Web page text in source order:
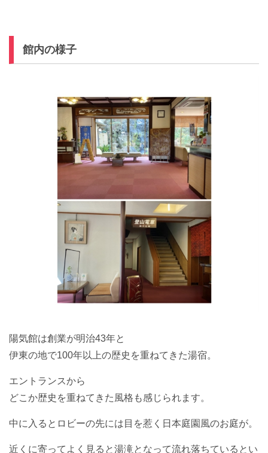
館内の様子
陽気館は創業が明治43年と
伊東の地で100年以上の歴史を重ねてきた湯宿。
エントランスから
どこか歴史を重ねてきた風格も感じられます。
中に入るとロビーの先には目を惹く日本庭園風のお庭が。
近くに寄ってよく見ると湯滝となって流れ落ちているとい